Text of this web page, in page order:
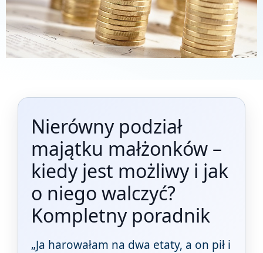
Nierówny podział
majątku małżonków –
kiedy jest możliwy i jak
o niego walczyć?
Kompletny poradnik
„Ja harowałam na dwa etaty, a on pił i